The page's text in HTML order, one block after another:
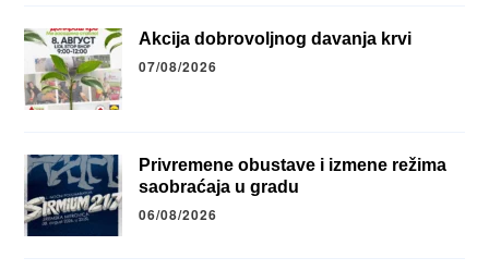
Akcija dobrovoljnog davanja krvi
07/08/2026
Privremene obustave i izmene režima
saobraćaja u gradu
06/08/2026